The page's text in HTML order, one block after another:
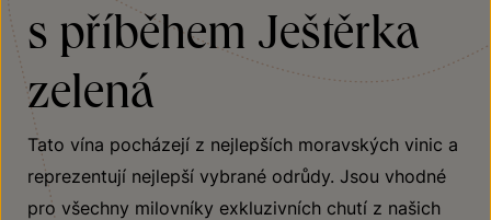
s příběhem Ještěrka
zelená
Tato vína pocházejí z nejlepších moravských vinic a
reprezentují nejlepší vybrané odrůdy. Jsou vhodné
pro všechny milovníky exkluzivních chutí z našich